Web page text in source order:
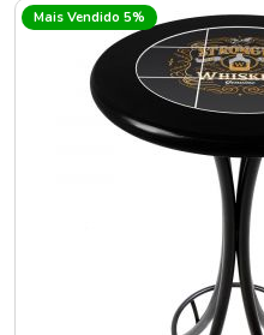
Mais Vendido 5%